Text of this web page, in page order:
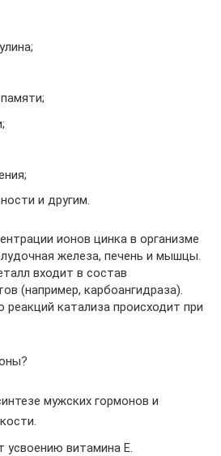
и другим.
ионов цинка в организме
железа, печень и мышцы.
входит в состав
(например, карбоангидраза).
катализа происходит при
мужских гормонов и
усвоению витамина Е.